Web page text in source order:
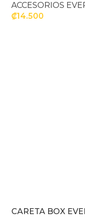
ACCESORIOS
₡14.500
CARETA BOX